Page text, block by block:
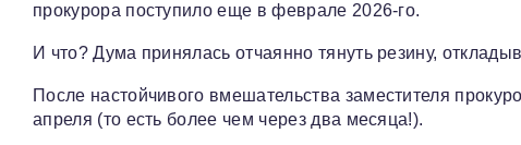
прокурора поступило еще в феврале 2026-го.
И что? Дума принялась отчаянно тянуть резину,
После настойчивого вмешательства заместителя
апреля (то есть более чем через два месяца!).